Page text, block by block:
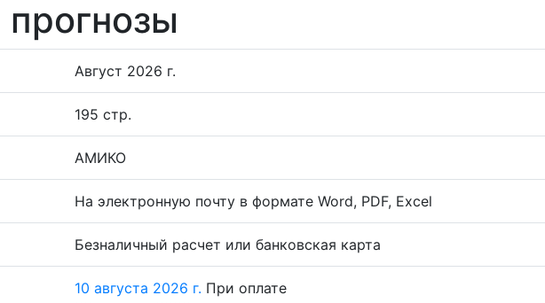
Август 2026 г.
195 стр.
АМИКО
На электронную почту в формате Word, PDF, Excel
Безналичный расчет или банковская карта
10 августа 2026 г. При оплате